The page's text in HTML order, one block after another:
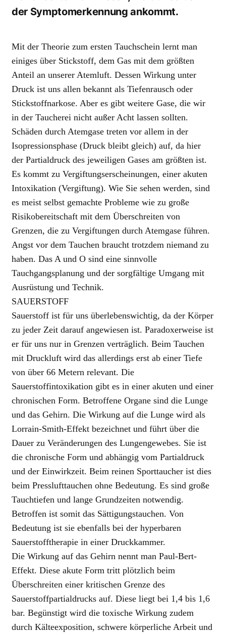
der Symptomerkennung ankommt.
Mit der Theorie zum ersten Tauchschein lernt man
einiges über Stickstoff, dem Gas mit dem größten
Anteil an unserer Atemluft. Dessen Wirkung unter
Druck ist uns allen bekannt als Tiefenrausch oder
Stickstoffnarkose. Aber es gibt weitere Gase, die wir
in der Taucherei nicht außer Acht lassen sollten.
Schäden durch Atemgase treten vor allem in der
Isopressionsphase (Druck bleibt gleich) auf, da hier
der Partialdruck des jeweiligen Gases am größten ist.
Es kommt zu Vergiftungserscheinungen, einer akuten
Intoxikation (Vergiftung). Wie Sie sehen werden, sind
es meist selbst gemachte Probleme wie zu große
Risikobereitschaft mit dem Überschreiten von
Grenzen, die zu Vergiftungen durch Atemgase führen.
Angst vor dem Tauchen braucht trotzdem niemand zu
haben. Das A und O sind eine sinnvolle
Tauchgangsplanung und der sorgfältige Umgang mit
Ausrüstung und Technik.
SAUERSTOFF
Sauerstoff ist für uns überlebenswichtig, da der Körper
zu jeder Zeit darauf angewiesen ist. Paradoxerweise ist
er für uns nur in Grenzen verträglich. Beim Tauchen
mit Druckluft wird das allerdings erst ab einer Tiefe
von über 66 Metern relevant. Die
Sauerstoffintoxikation gibt es in einer akuten und einer
chronischen Form. Betroffene Organe sind die Lunge
und das Gehirn. Die Wirkung auf die Lunge wird als
Lorrain-Smith-Effekt bezeichnet und führt über die
Dauer zu Veränderungen des Lungengewebes. Sie ist
die chronische Form und abhängig vom Partialdruck
und der Einwirkzeit. Beim reinen Sporttaucher ist dies
beim Presslufttauchen ohne Bedeutung. Es sind große
Tauchtiefen und lange Grundzeiten notwendig.
Betroffen ist somit das Sättigungstauchen. Von
Bedeutung ist sie ebenfalls bei der hyperbaren
Sauerstofftherapie in einer Druckkammer.
Die Wirkung auf das Gehirn nennt man Paul-Bert-
Effekt. Diese akute Form tritt plötzlich beim
Überschreiten einer kritischen Grenze des
Sauerstoffpartialdrucks auf. Diese liegt bei 1,4 bis 1,6
bar. Begünstigt wird die toxische Wirkung zudem
durch Kälteexposition, schwere körperliche Arbeit und